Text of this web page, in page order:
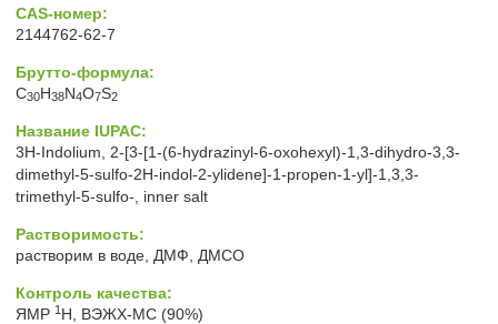
CAS-номер:
2144762-62-7
Брутто-формула:
C30H38N4O7S2
Название IUPAC:
3H-​Indolium, 2-​[3-​[1-​(6-​hydrazinyl-​6-​oxohexyl)​-​1,​3-​dihydro-​3,​3-​
dimethyl-​5-​sulfo-​2H-​indol-​2-​ylidene]​-​1-​propen-​1-​yl]​-​1,​3,​3-​
trimethyl-​5-​sulfo-​, inner salt
Растворимость:
растворим в воде, ДМФ, ДМСО
Контроль качества:
ЯМР 1 H, ВЭЖХ-МС (90%)